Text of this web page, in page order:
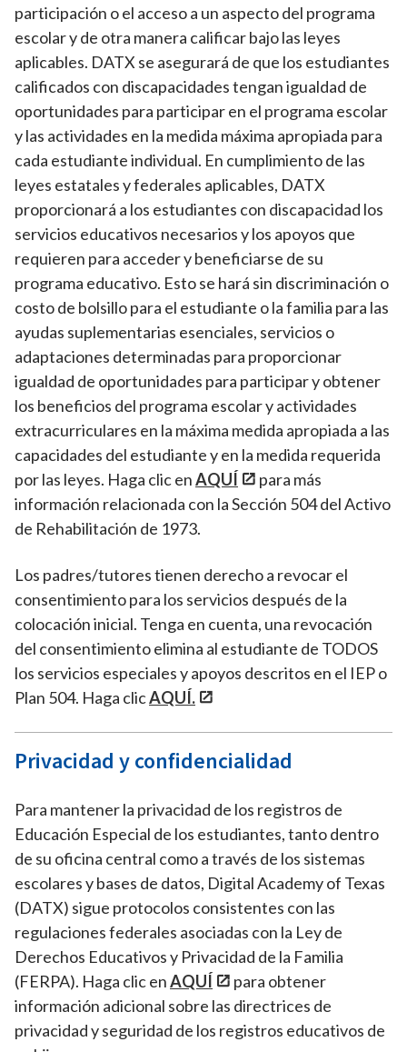
participación o el acceso a un aspecto del programa
escolar y de otra manera calificar bajo las leyes
aplicables. DATX se asegurará de que los estudiantes
calificados con discapacidades tengan igualdad de
oportunidades para participar en el programa escolar
y las actividades en la medida máxima apropiada para
cada estudiante individual. En cumplimiento de las
leyes estatales y federales aplicables, DATX
proporcionará a los estudiantes con discapacidad los
servicios educativos necesarios y los apoyos que
requieren para acceder y beneficiarse de su
programa educativo. Esto se hará sin discriminación o
costo de bolsillo para el estudiante o la familia para las
ayudas suplementarias esenciales, servicios o
adaptaciones determinadas para proporcionar
igualdad de oportunidades para participar y obtener
los beneficios del programa escolar y actividades
extracurriculares en la máxima medida apropiada a las
capacidades del estudiante y en la medida requerida
por las leyes. Haga clic enAQUÍ
para más
información relacionada con la Sección 504 del Activo
de Rehabilitación de 1973.
Los padres/tutores tienen derecho a revocar el
consentimiento para los servicios después de la
colocación inicial. Tenga en cuenta, una revocación
del consentimiento elimina al estudiante de TODOS
los servicios especiales y apoyos descritos en el IEP o
Plan 504. Haga clicAQUÍ.
Privacidad y confidencialidad
Para mantener la privacidad de los registros de
Educación Especial de los estudiantes, tanto dentro
de su oficina central como a través de los sistemas
escolares y bases de datos, Digital Academy of Texas
(DATX) sigue protocolos consistentes con las
regulaciones federales asociadas con la Ley de
Derechos Educativos y Privacidad de la Familia
(FERPA). Haga clic enAQUÍ
para obtener
información adicional sobre las directrices de
privacidad y seguridad de los registros educativos de